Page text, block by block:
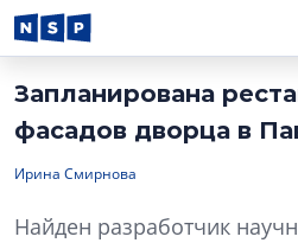
Запланирована
фасадов дворца в
Ирина Смирнова
Найден разработчик